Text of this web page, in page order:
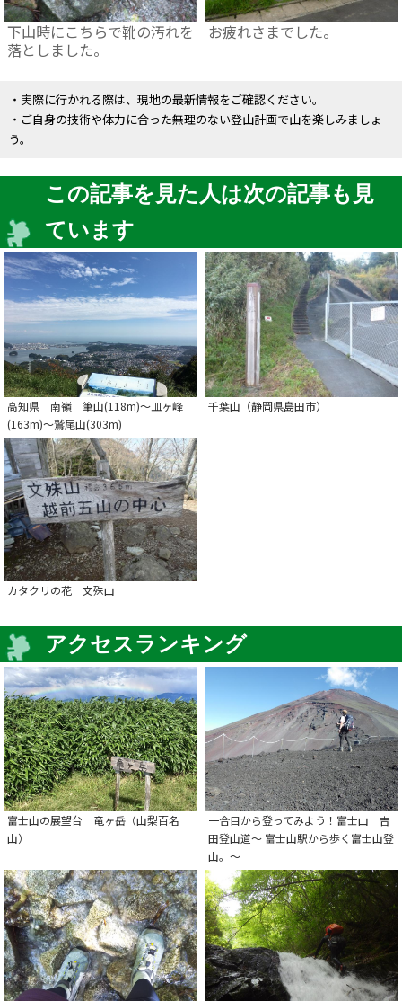
下山時にこちらで靴の汚れを
落としました。
お疲れさまでした。
・実際に行かれる際は、現地の最新情報をご確認ください。
・ご自身の技術や体力に合った無理のない登山計画で山を楽しみましょ
う。
この記事を見た人は次の記事も見
ています
高知県 南嶺 筆山(118m)～皿ヶ峰
(163m)～鷲尾山(303m)
千葉山（静岡県島田市）
カタクリの花 文殊山
アクセスランキング
富士山の展望台 竜ヶ岳（山梨百名
山）
一合目から登ってみよう！富士山 吉
田登山道～ 富士山駅から歩く富士山登
山。～